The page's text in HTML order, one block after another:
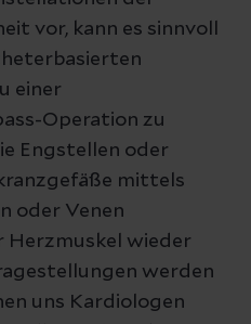
vor, kann es sinnvoll
einer
Operation zu
Engstellen oder
mittels
oder Venen
Herzmuskel wieder
werden
uns Kardiologen